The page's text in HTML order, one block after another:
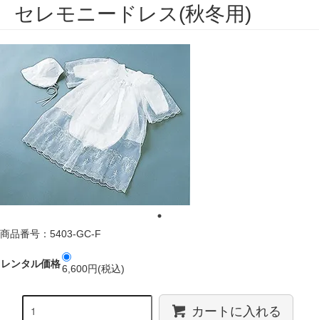
セレモニードレス(秋冬用)
商品番号：5403-GC-F
レンタル価格6,600円(税込)
カートに入れる